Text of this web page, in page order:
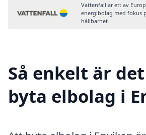
Vattenfall är ett av
energibolag med fokus
hållbarhet.
Så enkelt är
byta elbolag i